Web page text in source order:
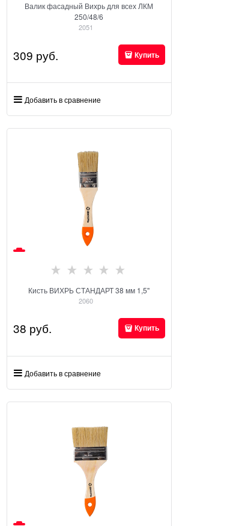
Валик фасадный Вихрь для всех ЛКМ
250/48/6
2051
309 руб. Купить
Добавить в сравнение
Кисть ВИХРЬ СТАНДАРТ 38 мм 1,5''
2060
38 руб. Купить
Добавить в сравнение